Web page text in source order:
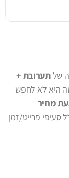
תערובת +
היא לא לחפש
מחיר
סעיפי פרייט/זמן